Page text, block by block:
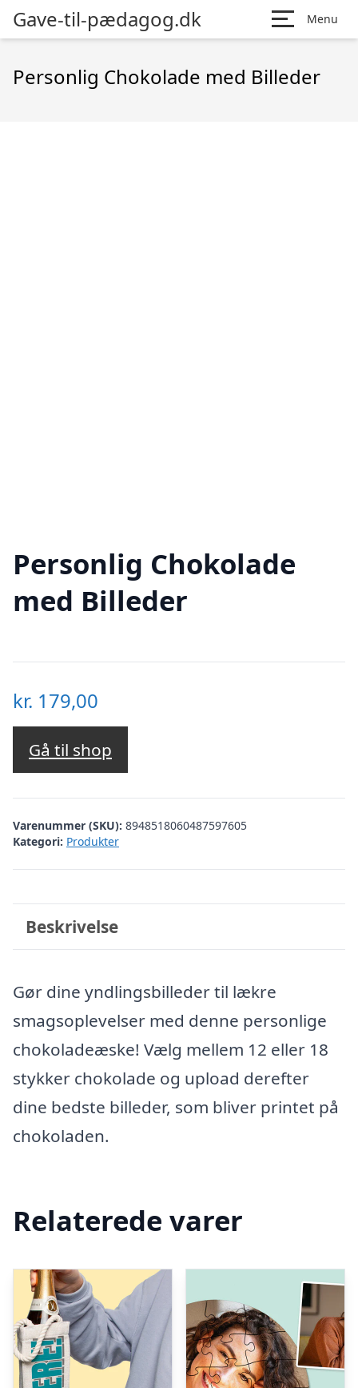
Gave-til-pædagog.dk Menu
Personlig Chokolade med Billeder
Personlig Chokolade
med Billeder
kr. 179,00
Gå til shop
Varenummer (SKU): 8948518060487597605
Kategori: Produkter
Beskrivelse
Gør dine yndlingsbilleder til lækre
smagsoplevelser med denne personlige
chokoladeæske! Vælg mellem 12 eller 18
stykker chokolade og upload derefter
dine bedste billeder, som bliver printet på
chokoladen.
Relaterede varer